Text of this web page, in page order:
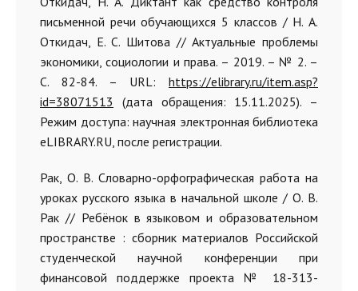
письменной речи обучающихся 5 классов / Н. А.
Откидач, Е. С. Шитова // Актуальные проблемы
экономики, социологии и права. – 2019. – № 2. –
С. 82-84. – URL: https://elibrary.ru/item.asp?
id=38071513 (дата обращения: 15.11.2025). –
Режим доступа: научная электронная библиотека
eLIBRARY.RU, после регистрации.
Рак, О. В. Словарно-орфографическая работа на
уроках русского языка в начальной школе / О. В.
Рак // Ребёнок в языковом и образовательном
пространстве : сборник материалов Российской
студенческой научной конференции при
финансовой поддержке проекта № 18-313-